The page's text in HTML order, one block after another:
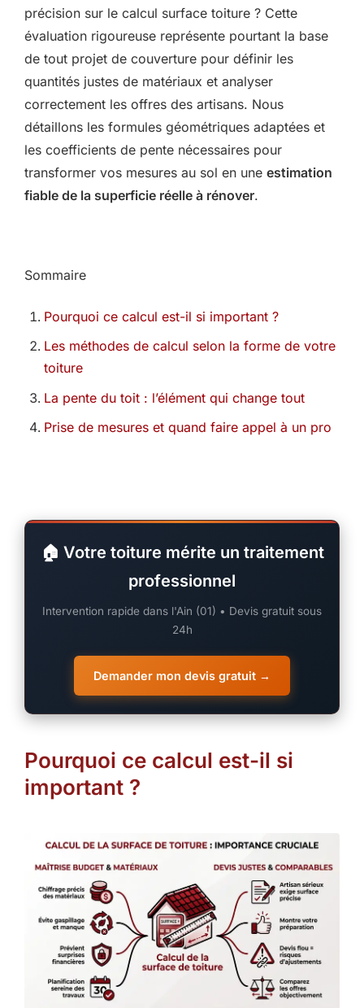
précision sur le calcul surface toiture ? Cette
évaluation rigoureuse représente pourtant la base
de tout projet de couverture pour définir les
quantités justes de matériaux et analyser
correctement les offres des artisans. Nous
détaillons les formules géométriques adaptées et
les coefficients de pente nécessaires pour
transformer vos mesures au sol en une estimation
fiable de la superficie réelle à rénover.
Sommaire
Pourquoi ce calcul est-il si important ?
Les méthodes de calcul selon la forme de votre
toiture
La pente du toit : l’élément qui change tout
Prise de mesures et quand faire appel à un pro
🏠 Votre toiture mérite un traitement
professionnel
Intervention rapide dans l'Ain (01) • Devis gratuit sous
24h
Demander mon devis gratuit →
Pourquoi ce calcul est-il si
important ?